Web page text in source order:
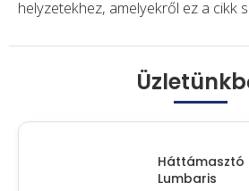
helyzetekhez, amelyekről ez a cikk
Háttámasztó
Lumbaris